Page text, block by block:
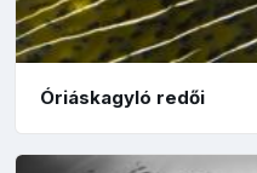
Óriáskagyló redői